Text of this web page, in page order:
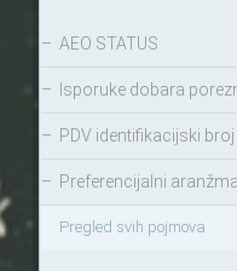
– AEO STATUS
– Isporuke dobara
– PDV identifikacijski broj
– Preferencijalni
Pregled svih pojmova